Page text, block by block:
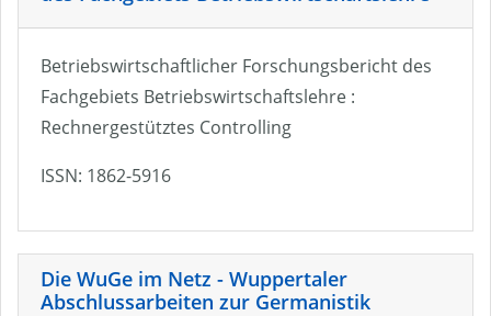
Betriebswirtschaftlicher Forschungsbericht des
Fachgebiets Betriebswirtschaftslehre :
Rechnergestütztes Controlling
ISSN: 1862-5916
Die WuGe im Netz - Wuppertaler
Abschlussarbeiten zur Germanistik